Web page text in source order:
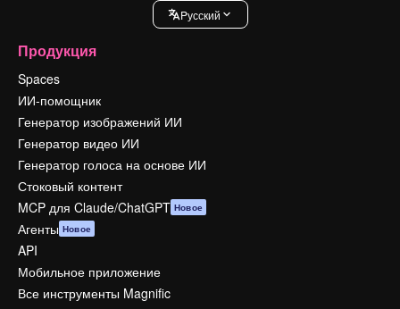
Pусский
Продукция
Spaces
ИИ-помощник
Генератор изображений ИИ
Генератор видео ИИ
Генератор голоса на основе ИИ
Стоковый контент
MCP для Claude/ChatGPT Новое
Агенты Новое
API
Мобильное приложение
Все инструменты Magnific